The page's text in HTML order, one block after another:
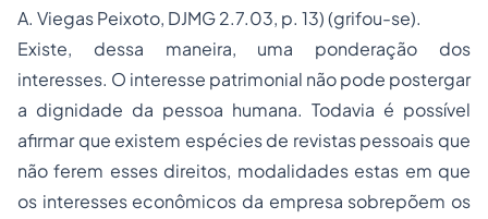
A. Viegas Peixoto, DJMG 2.7.03, p. 13) (grifou-se).
Existe, dessa maneira, uma ponderação dos
interesses. O interesse patrimonial não pode postergar
a dignidade da pessoa humana. Todavia é possível
afirmar que existem espécies de revistas pessoais que
não ferem esses direitos, modalidades estas em que
os interesses econômicos da empresa sobrepõem os